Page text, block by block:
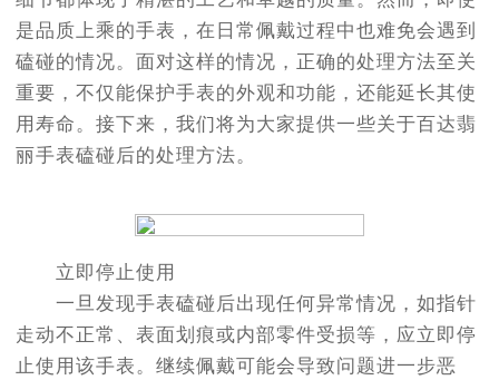
是品质上乘的手表，在日常佩戴过程中也难免会遇到
磕碰的情况。面对这样的情况，正确的处理方法至关
重要，不仅能保护手表的外观和功能，还能延长其使
用寿命。接下来，我们将为大家提供一些关于百达翡
丽手表磕碰后的处理方法。
立即停止使用
一旦发现手表磕碰后出现任何异常情况，如指针
走动不正常、表面划痕或内部零件受损等，应立即停
止使用该手表。继续佩戴可能会导致问题进一步恶